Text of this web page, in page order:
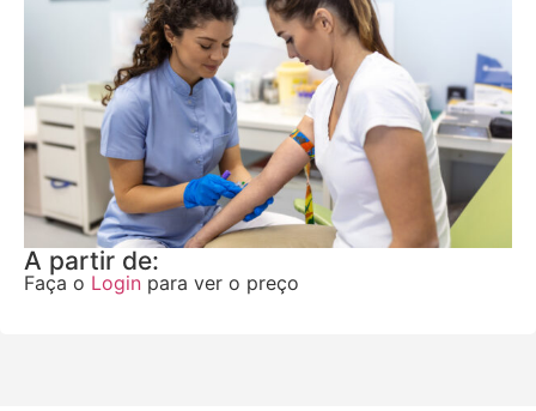
A partir de:
Faça o Login para ver o preço